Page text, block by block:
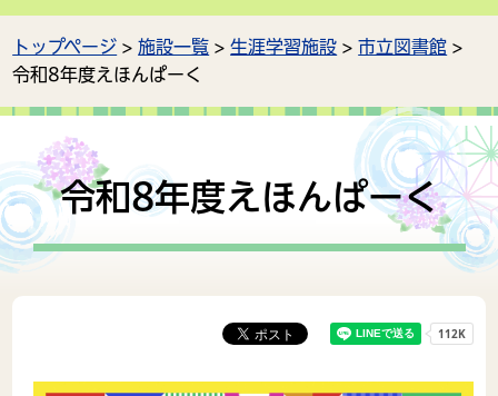
トップページ >施設一覧 >生涯学習施設 >市立図書館 >
令和8年度えほんぱーく
令和8年度えほんぱーく